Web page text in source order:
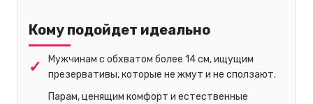
Кому подойдет идеально
Мужчинам с обхватом более 14 см, ищущим
презервативы, которые не жмут и не сползают.
Парам, ценящим комфорт и естественные